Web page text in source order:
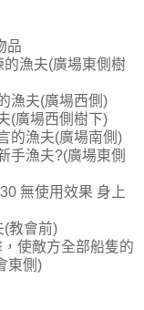
品
漁夫(廣場東側樹
漁夫(廣場西側)
(廣場西側樹下)
的漁夫(廣場南側)
手漁夫?(廣場東側
無使用效果 身上
(教會前)
使敵方全部船隻的
東側)